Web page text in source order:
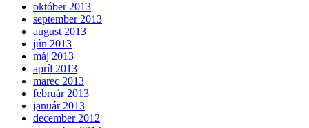
október 2013
september 2013
august 2013
jún 2013
máj 2013
apríl 2013
marec 2013
február 2013
január 2013
december 2012